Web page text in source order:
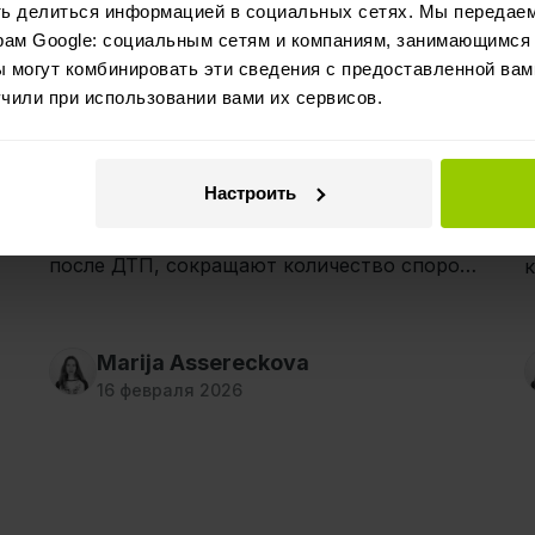
делиться информацией в социальных сетях. Мы
Google: социальным сетям и компаниям,
комбинировать эти сведения с предоставленной
при использовании вами их сервисов.
Настроить
Экономия
«Обоюдная вина» или
Узнай, как видеодоказательства помогают
после ДТП, сокращают количество споров
Marija Assereckova
16 февраля 2026